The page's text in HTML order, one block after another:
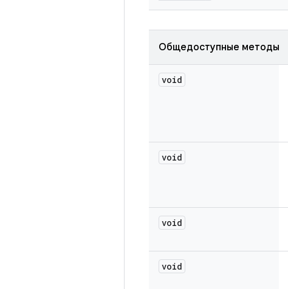
Общедоступные методы
void
void
void
void